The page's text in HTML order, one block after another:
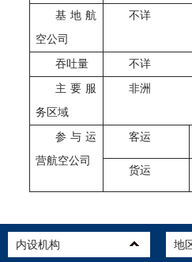
基地航
空公司
不详
吞吐量 不详
主要服
务区域
非洲
参与运
营航空公司
客运
货运